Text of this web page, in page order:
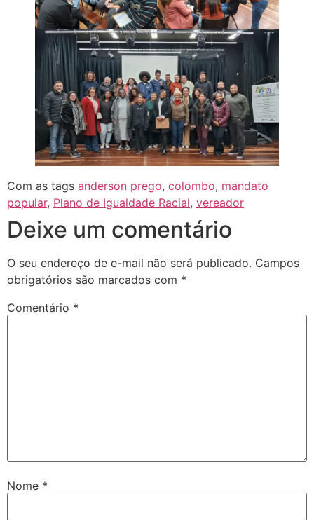
Com as tags anderson prego, colombo, mandato
popular, Plano de Igualdade Racial, vereador
Deixe um comentário
O seu endereço de e-mail não será publicado. Campos
obrigatórios são marcados com *
Comentário *
Nome *